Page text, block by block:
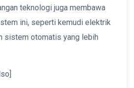
teknologi juga membawa
ini, seperti kemudi elektrik
sistem otomatis yang lebih